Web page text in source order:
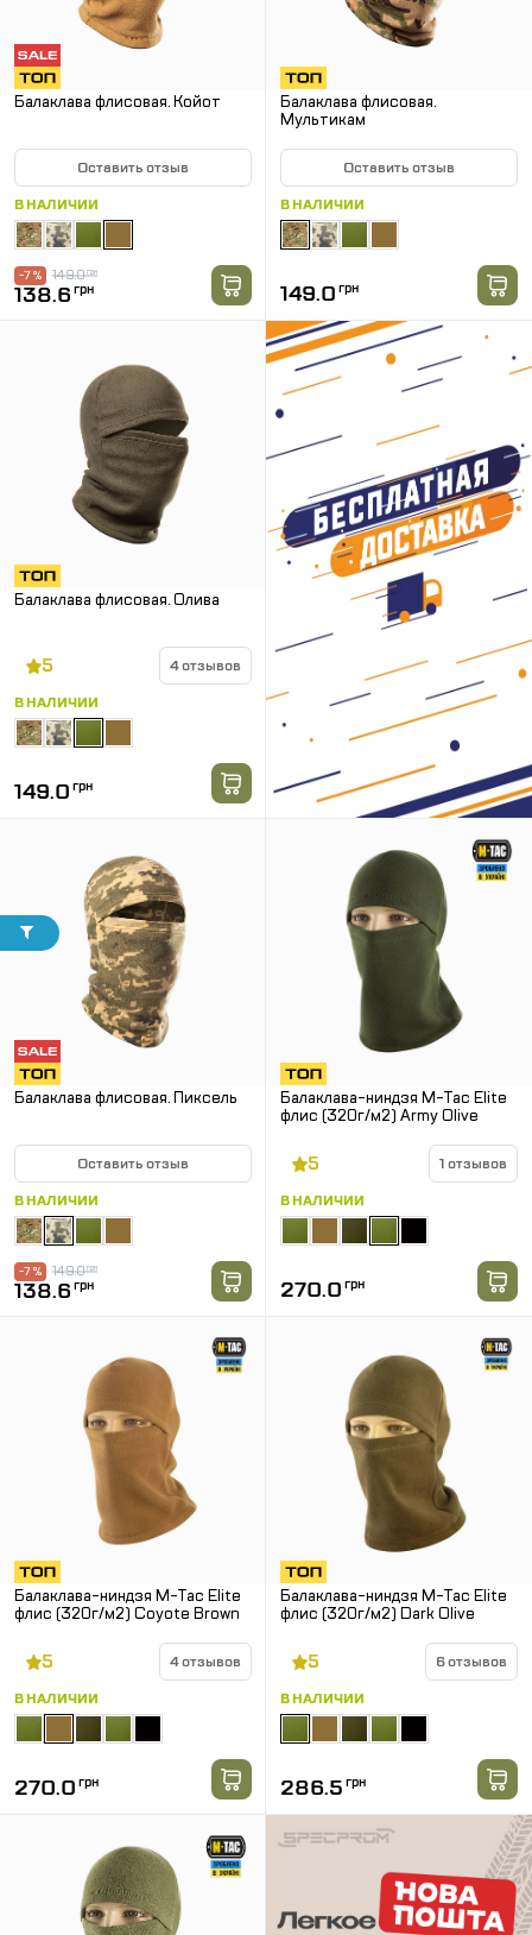
Балаклава флисовая. Койот
Оставить отзыв
В НАЛИЧИИ
149.0грн
-7 %
138.6 грн
Балаклава флисовая.
Мультикам
Оставить отзыв
В НАЛИЧИИ
149.0 грн
Балаклава флисовая. Олива
5 4 отзывов
В НАЛИЧИИ
149.0 грн
Балаклава флисовая. Пиксель
Оставить отзыв
В НАЛИЧИИ
149.0грн
-7 %
138.6 грн
Балаклава-ниндзя M-Tac Elite
флис (320г/м2) Army Olive
5 1 отзывов
В НАЛИЧИИ
270.0 грн
Балаклава-ниндзя M-Tac Elite
флис (320г/м2) Coyote Brown
5 4 отзывов
В НАЛИЧИИ
270.0 грн
Балаклава-ниндзя M-Tac Elite
флис (320г/м2) Dark Olive
5 6 отзывов
В НАЛИЧИИ
286.5 грн